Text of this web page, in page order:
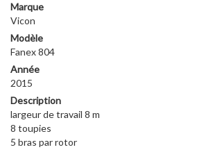
Marque
Vicon
Modèle
Fanex 804
Année
2015
Description
largeur de travail 8 m
8 toupies
5 bras par rotor